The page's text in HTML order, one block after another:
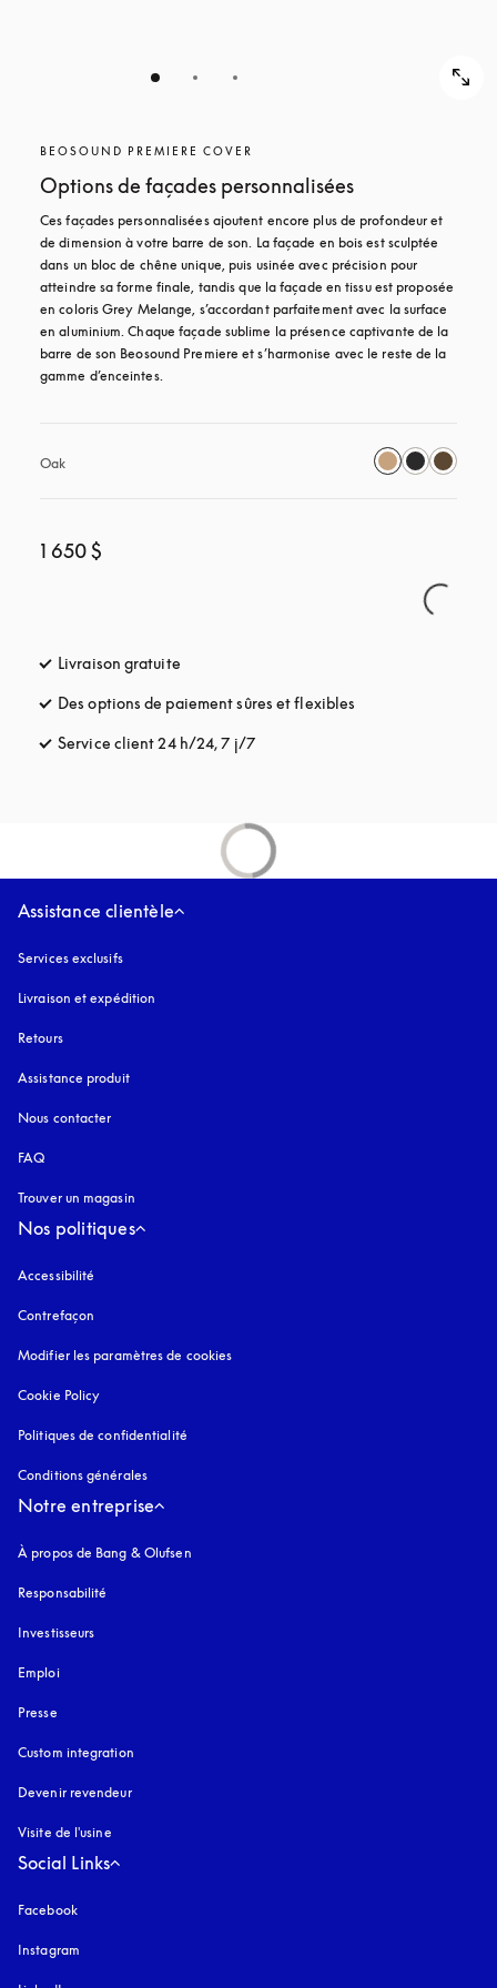
BEOSOUND PREMIERE COVER
Options de façades personnalisées
Ces façades personnalisées ajoutent encore plus de profondeur et
de dimension à votre barre de son. La façade en bois est sculptée
dans un bloc de chêne unique, puis usinée avec précision pour
atteindre sa forme finale, tandis que la façade en tissu est proposée
en coloris Grey Melange, s’accordant parfaitement avec la surface
en aluminium. Chaque façade sublime la présence captivante de la
barre de son Beosound Premiere et s’harmonise avec le reste de la
gamme d’enceintes.
Oak
1 650 $
Livraison gratuite
Des options de paiement sûres et flexibles
Service client 24 h/24, 7 j/7s’ouvre dans un nouvel onglet
Assistance clientèle
Services exclusifs
Livraison et expédition
Retours
Assistance produit
Nous contacter
FAQ
Trouver un magasin
Nos politiques
Accessibilité
Contrefaçon
Modifier les paramètres de cookies
Cookie Policy
Politiques de confidentialité
Conditions générales
Notre entreprise
À propos de Bang & Olufsen
Responsabilité
Investisseurs
Emploi
Presse
Custom integration
Devenir revendeur
Visite de l'usine
Social Links
Facebook
Instagram